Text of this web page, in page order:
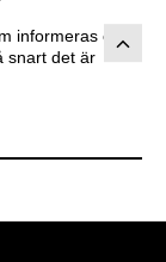
informeras om
snart det är